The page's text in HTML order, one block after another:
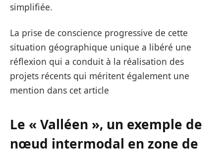
simplifiée.
La prise de conscience progressive de cette
situation géographique unique a libéré une
réflexion qui a conduit à la réalisation des
projets récents qui méritent également une
mention dans cet article
Le « Valléen », un exemple de
nœud intermodal en zone de